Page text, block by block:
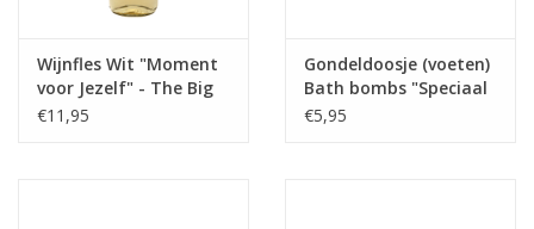
Wijnfles Wit "Moment
voor Jezelf" - The Big
Gifts
€11,95
Gondeldoosje (voeten)
Bath bombs "Speciaal
voor jou" - The Big
€5,95